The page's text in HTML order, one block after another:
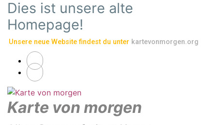
Zum Hauptinhalt springen
Dies ist unsere alte
Homepage!
Unsere neue Website findest du unter kartevonmorgen.org
Karte von morgen